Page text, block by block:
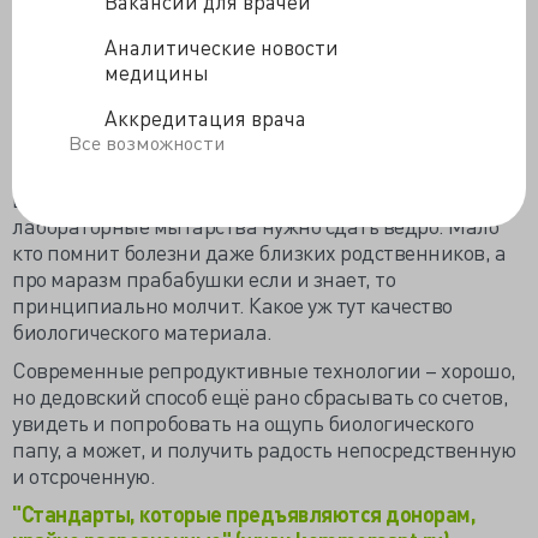
Аналитические новости
медицины
Аккредитация врача
Все возможности
Российский донор должен честно изложить семейный
анамнез до какого-нибудь колена и выполнить
генетический анализ, в зависимости от заказанного
объёма стоимость его от 30 до 90 тысяч рублей, как
всего-то 500-3000 рублей, чтобы окупить все
лабораторные мытарства нужно сдать ведро. Мало
кто помнит болезни даже близких родственников, а
про маразм прабабушки если и знает, то
принципиально молчит. Какое уж тут качество
биологического материала.
Современные репродуктивные технологии – хорошо,
но дедовский способ ещё рано сбрасывать со счетов,
увидеть и попробовать на ощупь биологического
папу, а может, и получить радость непосредственную
и отсроченную.
"Стандарты, которые предъявляются донорам,